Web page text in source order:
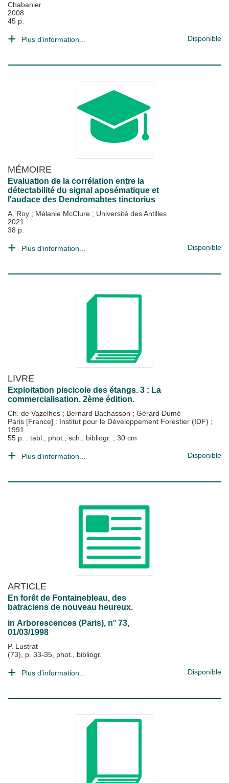
Chabanier
2008
45 p.
Plus d'information... Disponible
MÉMOIRE
Evaluation de la corrélation entre la
détectabilité du signal aposématique et
l'audace des Dendromabtes tinctorius
A. Roy ; Mélanie McClure ; Université des Antilles
2021
38 p.
Plus d'information... Disponible
LIVRE
Exploitation piscicole des étangs. 3 : La
commercialisation. 2ème édition.
Ch. de Vazelhes ; Bernard Bachasson ; Gérard Dumé
Paris [France] : Institut pour le Développement Forestier (IDF) ;
1991
55 p. : tabl., phot., sch., bibliogr. ; 30 cm
Plus d'information... Disponible
ARTICLE
En forêt de Fontainebleau, des
batraciens de nouveau heureux.
in Arborescences (Paris), n° 73,
01/03/1998
P. Lustrat
(73), p. 33-35, phot., bibliogr.
Plus d'information... Disponible